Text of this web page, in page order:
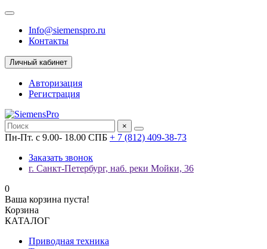
Info@siemenspro.ru
Контакты
Личный кабинет
Авторизация
Регистрация
×
Пн-Пт. с 9.00- 18.00 СПБ + 7 (812) 409-38-73
Заказать звонок
г. Санкт-Петербург, наб. реки Мойки, 36
0
Ваша корзина пуста!
Корзина
КАТАЛОГ
Приводная техника